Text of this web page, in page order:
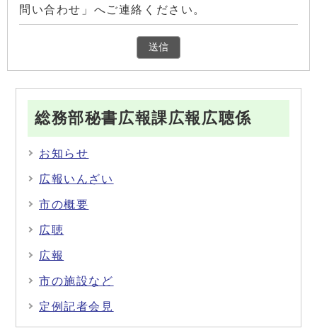
問い合わせ」へご連絡ください。
総務部秘書広報課広報広聴係
お知らせ
広報いんざい
市の概要
広聴
広報
市の施設など
定例記者会見